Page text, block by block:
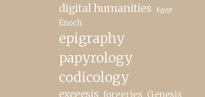
digital humanities Egypt
Enoch
epigraphy
papyrology
codicology
exegesis forgeries Genesis